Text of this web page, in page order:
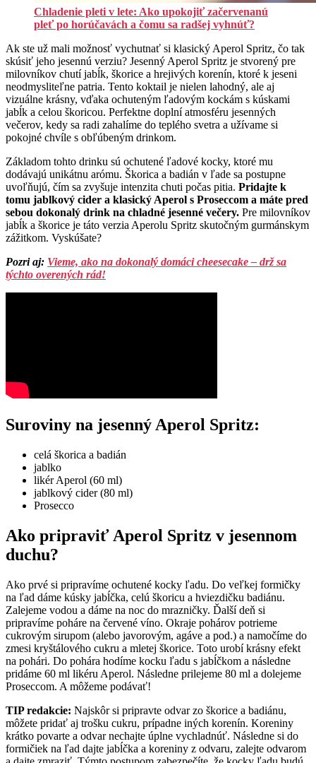
Chladenie pleti v lete: Ako upokojiť začervenanú
pleť po horúčavách a čomu sa radšej vyhnúť?
Ak ste už mali možnosť vychutnať si klasický Aperol Spritz, čo tak
skúsiť jeho jesennú verziu? Jesenný Aperol Spritz je stvorený pre
milovníkov chutí jabĺk, škorice a hrejivých korenín, ktoré k jeseni
neodmysliteľne patria. Tento koktail je nielen lahodný, ale aj
vizuálne krásny, vďaka ochuteným ľadovým kockám s kúskami
jabĺk a celou škoricou. Perfektne doplní atmosféru jesenných
večerov, kedy sa radi zahalíme do teplého svetra a užívame si
pokojné chvíle s obľúbeným drinkom.
Základom tohto drinku sú ochutené ľadové kocky, ktoré mu
dodávajú unikátnu arómu. Škorica a badián v ľade sa postupne
uvoľňujú, čím sa zvyšuje intenzita chuti počas pitia. Pridajte k
tomu jablkový cider a klasický Aperol s Proseccom a máte pred
sebou dokonalý drink na chladné jesenné večery. Pre milovníkov
jabĺk a škorice je táto verzia Aperolu Spritz skutočným gurmánskym
zážitkom. Vyskúšate?
Pozri aj: Vieme, ako na dokonalý domáci cheesecake – drž sa
týchto overených rád!
Suroviny na jesenný Aperol Spritz:
celá škorica a badián
jablko
likér Aperol (60 ml)
jablkový cider (80 ml)
Prosecco
Ako pripraviť Aperol Spritz v jesennom
duchu?
Ako prvé si pripravíme ochutené kocky ľadu. Do veľkej formičky
na ľad dáme kúsky jabĺčka, celú škoricu a hviezdičku badiánu.
Zalejeme vodou a dáme na noc do mrazničky. Ďalší deň si
pripravíme poháre na červené víno. Okraje pohárov potrieme
cukrovým sirupom (alebo javorovým, agáve a pod.) a namočíme do
zmesi kryštálového cukru a mletej škorice. Toto urobí krásny efekt
na pohári. Do pohára hodíme kocku ľadu s jabĺčkom a následne
pridáme 60 ml likéru Aperol. Následne prilejeme 80 ml a dolejeme
Proseccom. A môžeme podávať!
TIP redakcie: Najskôr si pripravte odvar zo škorice a badiánu,
môžete pridať aj trošku cukru, prípadne iných korenín. Koreniny
krátko povarte a odvar nechajte úplne vychladnúť. Následne si do
formičiek na ľad dajte jabĺčka a koreniny z odvaru, zalejte odvarom